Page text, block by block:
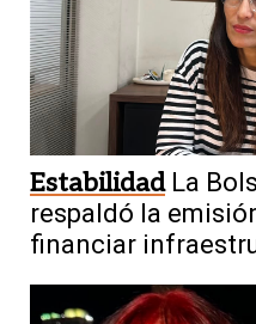
Estabilidad La
respaldó la
financiar